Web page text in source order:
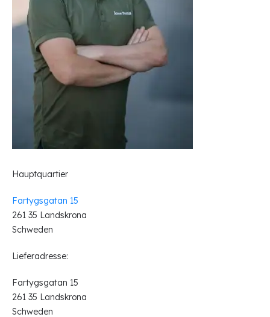
Hauptquartier
Fartygsgatan 15
261 35 Landskrona
Schweden
Lieferadresse:
Fartygsgatan 15
261 35 Landskrona
Schweden